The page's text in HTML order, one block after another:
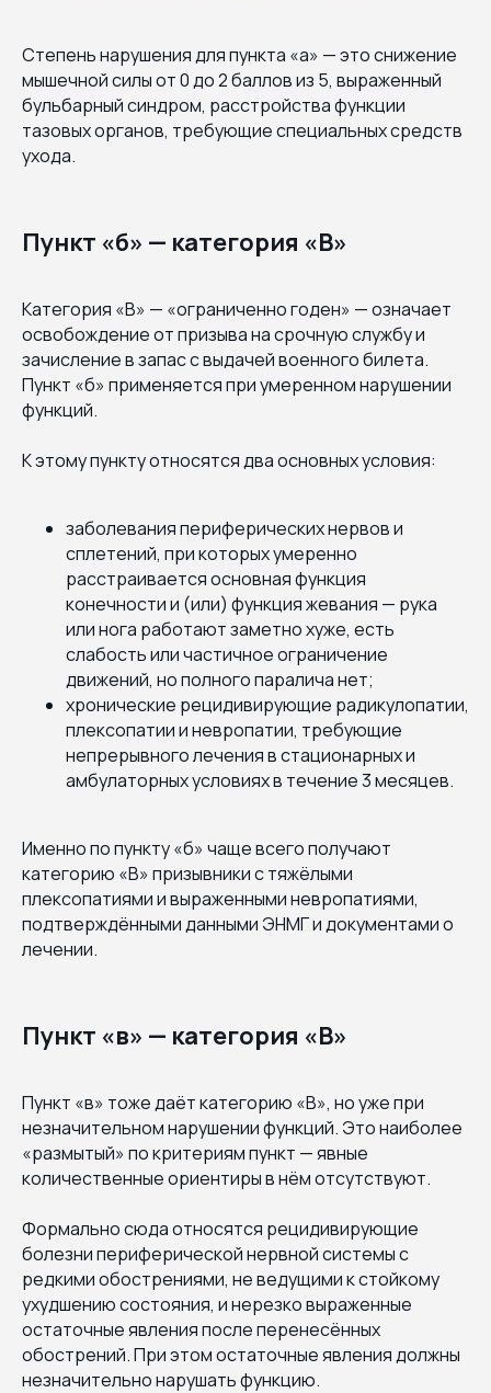
Степень нарушения для пункта «а» — это снижение
мышечной силы от 0 до 2 баллов из 5, выраженный
бульбарный синдром, расстройства функции
тазовых органов, требующие специальных средств
ухода.
Пункт «б» — категория «В»
Категория «В» — «ограниченно годен» — означает
освобождение от призыва на срочную службу и
зачисление в запас с выдачей военного билета.
Пункт «б» применяется при умеренном нарушении
функций.
К этому пункту относятся два основных условия:
заболевания периферических нервов и
сплетений, при которых умеренно
расстраивается основная функция
конечности и (или) функция жевания — рука
или нога работают заметно хуже, есть
слабость или частичное ограничение
движений, но полного паралича нет;
хронические рецидивирующие радикулопатии,
плексопатии и невропатии, требующие
непрерывного лечения в стационарных и
амбулаторных условиях в течение 3 месяцев.
Именно по пункту «б» чаще всего получают
категорию «В» призывники с тяжёлыми
плексопатиями и выраженными невропатиями,
подтверждёнными данными ЭНМГ и документами о
лечении.
Пункт «в» — категория «В»
Пункт «в» тоже даёт категорию «В», но уже при
незначительном нарушении функций. Это наиболее
«размытый» по критериям пункт — явные
количественные ориентиры в нём отсутствуют.
Формально сюда относятся рецидивирующие
болезни периферической нервной системы с
редкими обострениями, не ведущими к стойкому
ухудшению состояния, и нерезко выраженные
остаточные явления после перенесённых
обострений. При этом остаточные явления должны
незначительно нарушать функцию.